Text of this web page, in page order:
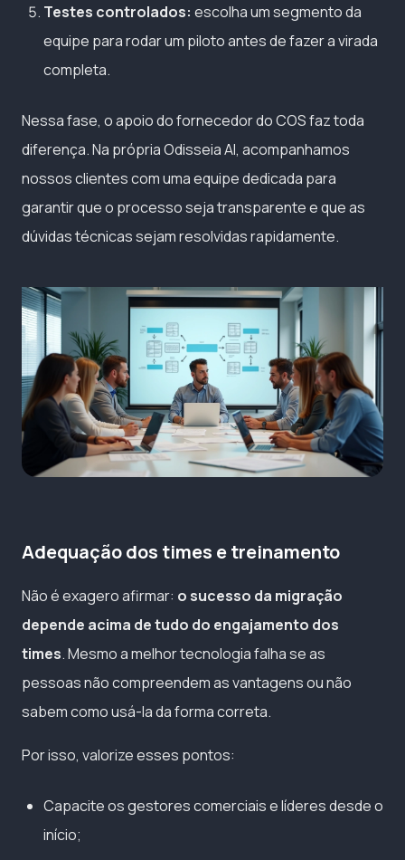
Testes controlados: escolha um segmento da
equipe para rodar um piloto antes de fazer a virada
completa.
Nessa fase, o apoio do fornecedor do COS faz toda
diferença. Na própria Odisseia AI, acompanhamos
nossos clientes com uma equipe dedicada para
garantir que o processo seja transparente e que as
dúvidas técnicas sejam resolvidas rapidamente.
Adequação dos times e treinamento
Não é exagero afirmar: o sucesso da migração
depende acima de tudo do engajamento dos
times. Mesmo a melhor tecnologia falha se as
pessoas não compreendem as vantagens ou não
sabem como usá-la da forma correta.
Por isso, valorize esses pontos:
Capacite os gestores comerciais e líderes desde o
início;